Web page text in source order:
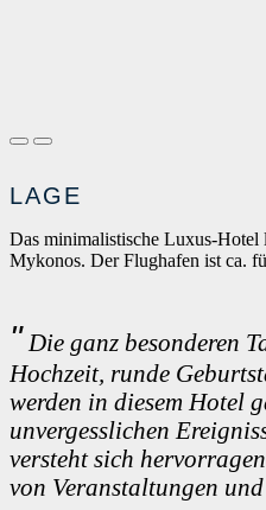
LAGE
Das minimalistische Luxus-Hotel
Mykonos. Der Flughafen ist ca.
Die ganz besonderen
Hochzeit, runde
werden in diesem Hotel
unvergesslichen
versteht sich
von Veranstaltungen